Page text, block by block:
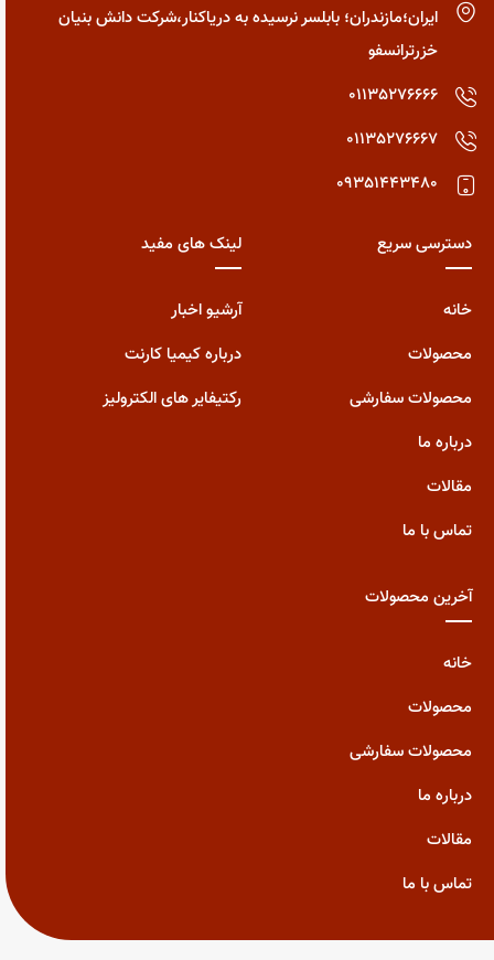
ایران؛مازندران؛ بابلسر نرسیده به دریاکنار،شرکت دانش بنیان
خزرترانسفو
01135276666
01135276667
09351443480
دسترسی سریع
خانه
محصولات
محصولات سفارشی
درباره ما
مقالات
تماس با ما
لینک های مفید
آرشیو اخبار
درباره کیمیا کارنت
رکتیفایر های الکترولیز
آخرین محصولات
خانه
محصولات
محصولات سفارشی
درباره ما
مقالات
تماس با ما